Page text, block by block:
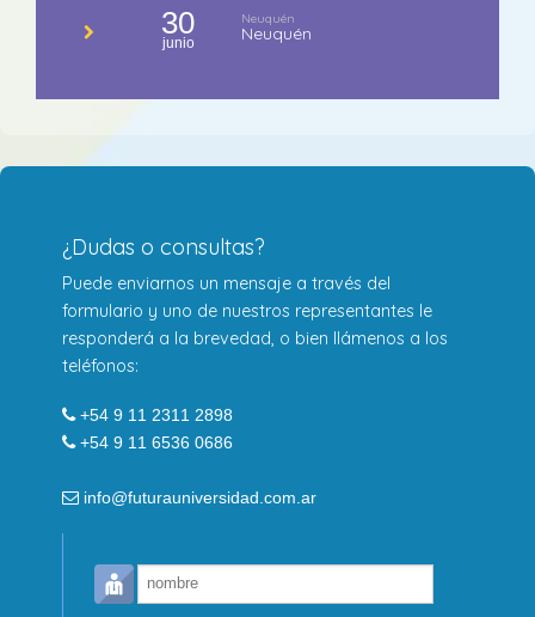
30
junio
Neuquén
Neuquén
¿Dudas o consultas?
Puede enviarnos un mensaje a través del
formulario y uno de nuestros representantes le
responderá a la brevedad, o bien llámenos a los
teléfonos:
+54 9 11 2311 2898
+54 9 11 6536 0686
info@futurauniversidad.com.ar